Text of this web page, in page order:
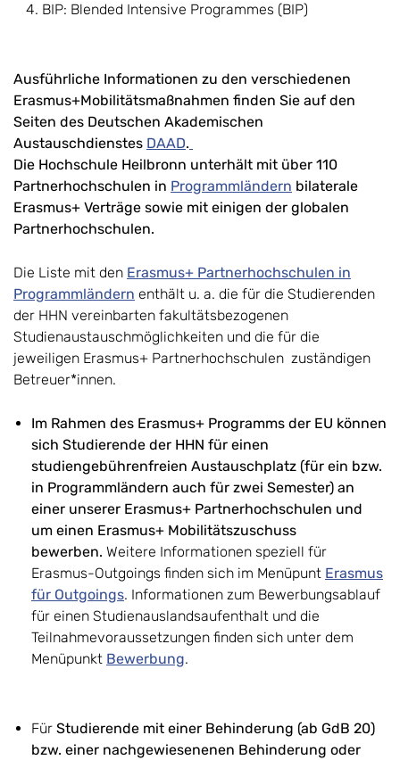
BIP: Blended Intensive Programmes (BIP)
Ausführliche Informationen zu den verschiedenen
Erasmus+Mobilitätsmaßnahmen finden Sie auf den
Seiten des Deutschen Akademischen
Austauschdienstes DAAD.
Die Hochschule Heilbronn unterhält mit über 110
Partnerhochschulen in Programmländern bilaterale
Erasmus+ Verträge sowie mit einigen der globalen
Partnerhochschulen.
Die Liste mit den Erasmus+ Partnerhochschulen in
Programmländern enthält u. a. die für die Studierenden
der HHN vereinbarten fakultätsbezogenen
Studienaustauschmöglichkeiten und die für die
jeweiligen Erasmus+ Partnerhochschulen zuständigen
Betreuer*innen.
Im Rahmen des Erasmus+ Programms der EU können
sich Studierende der HHN für einen
studiengebührenfreien Austauschplatz (für ein bzw.
in Programmländern auch für zwei Semester) an
einer unserer Erasmus+ Partnerhochschulen und
um einen Erasmus+ Mobilitätszuschuss
bewerben. Weitere Informationen speziell für
Erasmus-Outgoings finden sich im Menüpunt Erasmus
für Outgoings. Informationen zum Bewerbungsablauf
für einen Studienauslandsaufenthalt und die
Teilnahmevoraussetzungen finden sich unter dem
Menüpunkt Bewerbung.
Für Studierende mit einer Behinderung (ab GdB 20)
bzw. einer nachgewiesenenen Behinderung oder